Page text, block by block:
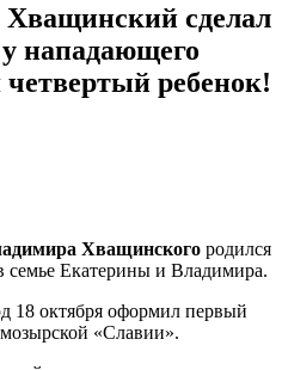
сделал
нападающего
ребенок!
Хващинского родился
семье Екатерины и Владимира.
18 октября оформил первый
мозырской «Славии».